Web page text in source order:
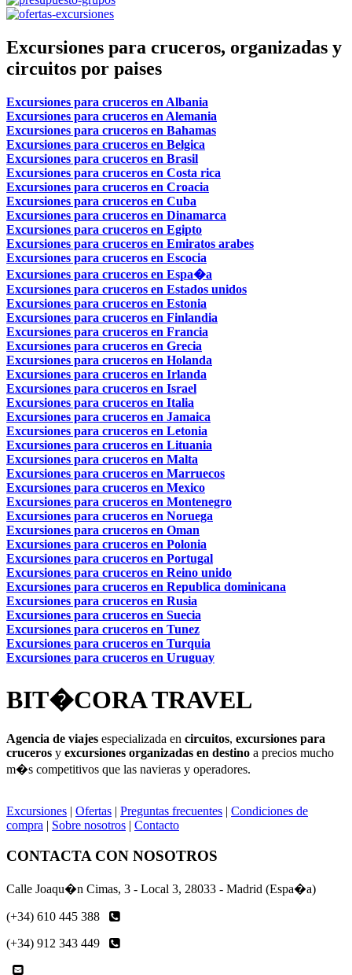
Excursiones para cruceros, organizadas y
circuitos por paises
Excursiones para cruceros en Albania
Excursiones para cruceros en Alemania
Excursiones para cruceros en Bahamas
Excursiones para cruceros en Belgica
Excursiones para cruceros en Brasil
Excursiones para cruceros en Costa rica
Excursiones para cruceros en Croacia
Excursiones para cruceros en Cuba
Excursiones para cruceros en Dinamarca
Excursiones para cruceros en Egipto
Excursiones para cruceros en Emiratos arabes
Excursiones para cruceros en Escocia
Excursiones para cruceros en Espa�a
Excursiones para cruceros en Estados unidos
Excursiones para cruceros en Estonia
Excursiones para cruceros en Finlandia
Excursiones para cruceros en Francia
Excursiones para cruceros en Grecia
Excursiones para cruceros en Holanda
Excursiones para cruceros en Irlanda
Excursiones para cruceros en Israel
Excursiones para cruceros en Italia
Excursiones para cruceros en Jamaica
Excursiones para cruceros en Letonia
Excursiones para cruceros en Lituania
Excursiones para cruceros en Malta
Excursiones para cruceros en Marruecos
Excursiones para cruceros en Mexico
Excursiones para cruceros en Montenegro
Excursiones para cruceros en Noruega
Excursiones para cruceros en Oman
Excursiones para cruceros en Polonia
Excursiones para cruceros en Portugal
Excursiones para cruceros en Reino unido
Excursiones para cruceros en Republica dominicana
Excursiones para cruceros en Rusia
Excursiones para cruceros en Suecia
Excursiones para cruceros en Tunez
Excursiones para cruceros en Turquia
Excursiones para cruceros en Uruguay
BIT�CORA TRAVEL
Agencia de viajes especializada en circuitos, excursiones para
cruceros y excursiones organizadas en destino a precios mucho
m�s competitivos que las navieras y operadores.
Excursiones | Ofertas | Preguntas frecuentes | Condiciones de
compra | Sobre nosotros | Contacto
CONTACTA CON NOSOTROS
Calle Joaqu�n Cimas, 3 - Local 3, 28033 - Madrid (Espa�a)
(+34) 610 445 388
(+34) 912 343 449